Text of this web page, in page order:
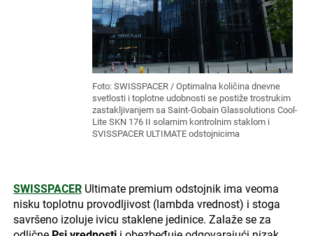
Foto: SWISSPACER / Optimalna količina dnevne
svetlosti i toplotne udobnosti se postiže trostrukim
zastakljivanjem sa Saint-Gobain Glassolutions Cool-
Lite SKN 176 II solarnim kontrolnim staklom i
SVISSPACER ULTIMATE odstojnicima
SWISSPACERUltimate premium odstojnik ima veoma
nisku toplotnu provodljivost (lambda vrednost) i stoga
savršeno izoluje ivicu staklene jedinice. Zalaže se za